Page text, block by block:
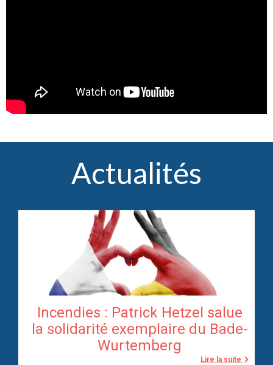
Actualités
Incendies : Patrick Hetzel salue
la solidarité exemplaire du Bade-
Wurtemberg
Lire la suite